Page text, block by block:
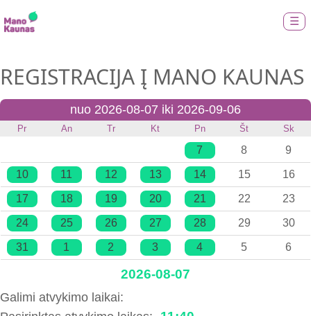
☰
REGISTRACIJA Į MANO KAUNAS
nuo 2026-08-07 iki 2026-09-06
Pr An Tr Kt Pn Št Sk
7 8 9
10 11 12 13 14 15 16
17 18 19 20 21 22 23
24 25 26 27 28 29 30
31 1 2 3 4 5 6
2026-08-07
Galimi atvykimo laikai: